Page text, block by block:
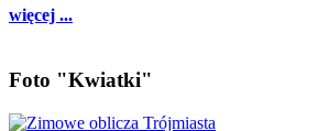
więcej ...
Foto "Kwiatki"